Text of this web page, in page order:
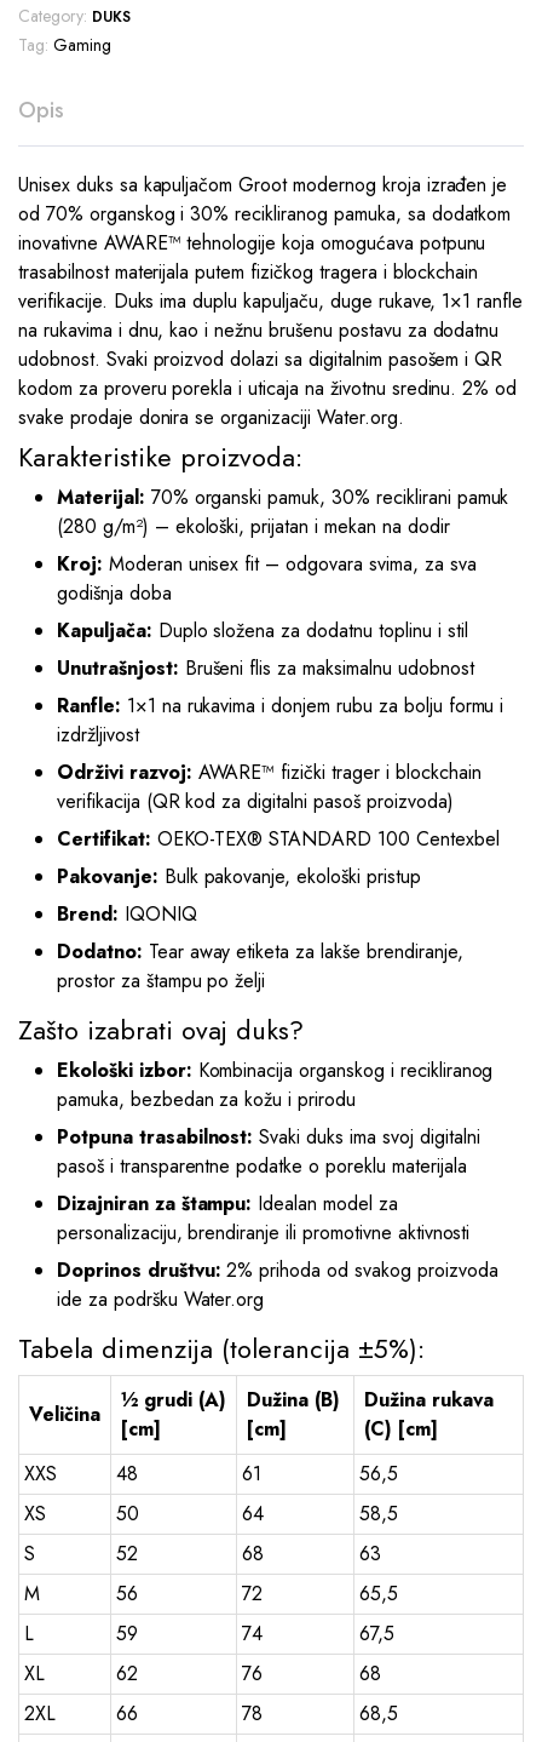
Category: DUKS
Tag: Gaming
Opis
Unisex duks sa kapuljačom Groot modernog kroja izrađen je
od 70% organskog i 30% recikliranog pamuka, sa dodatkom
inovativne AWARE™ tehnologije koja omogućava potpunu
trasabilnost materijala putem fizičkog tragera i blockchain
verifikacije. Duks ima duplu kapuljaču, duge rukave, 1×1 ranfle
na rukavima i dnu, kao i nežnu brušenu postavu za dodatnu
udobnost. Svaki proizvod dolazi sa digitalnim pasošem i QR
kodom za proveru porekla i uticaja na životnu sredinu. 2% od
svake prodaje donira se organizaciji Water.org.
Karakteristike proizvoda:
Materijal: 70% organski pamuk, 30% reciklirani pamuk
(280 g/m²) – ekološki, prijatan i mekan na dodir
Kroj: Moderan unisex fit – odgovara svima, za sva
godišnja doba
Kapuljača: Duplo složena za dodatnu toplinu i stil
Unutrašnjost: Brušeni flis za maksimalnu udobnost
Ranfle: 1×1 na rukavima i donjem rubu za bolju formu i
izdržljivost
Održivi razvoj: AWARE™ fizički trager i blockchain
verifikacija (QR kod za digitalni pasoš proizvoda)
Certifikat: OEKO-TEX® STANDARD 100 Centexbel
Pakovanje: Bulk pakovanje, ekološki pristup
Brend: IQONIQ
Dodatno: Tear away etiketa za lakše brendiranje,
prostor za štampu po želji
Zašto izabrati ovaj duks?
Ekološki izbor: Kombinacija organskog i recikliranog
pamuka, bezbedan za kožu i prirodu
Potpuna trasabilnost: Svaki duks ima svoj digitalni
pasoš i transparentne podatke o poreklu materijala
Dizajniran za štampu: Idealan model za
personalizaciju, brendiranje ili promotivne aktivnosti
Doprinos društvu: 2% prihoda od svakog proizvoda
ide za podršku Water.org
Tabela dimenzija (tolerancija ±5%):
Veličina
½ grudi (A)
[cm]
Dužina (B)
[cm]
Dužina rukava
(C) [cm]
XXS
48 61
56,5
XS
50 64
58,5
S
52 68
63
M
56 72
65,5
L
59 74
67,5
XL
62 76
68
2XL
66 78
68,5